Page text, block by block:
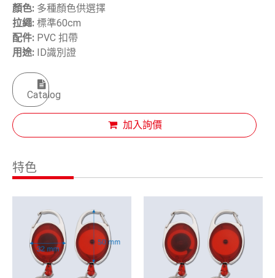
顏色: 多種顏色供選擇
拉繩: 標準60cm
配件: PVC 扣帶
用途: ID識別證
Catalog
加入詢價
特色
聯絡我們
English